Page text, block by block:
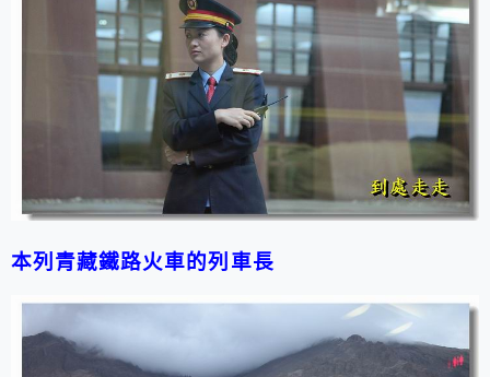
本列青藏鐵路火車的列車長